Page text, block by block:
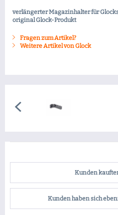
verlängerter Magazinhalter für
original Glock-Produkt
Fragen zum Artikel?
Weitere Artikel von Glock
Kunden
Kunden haben sich